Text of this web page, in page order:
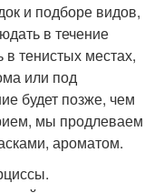
и подборе видов,
в течение
в тенистых местах,
или под
будет позже, чем
мы продлеваем
ароматом.